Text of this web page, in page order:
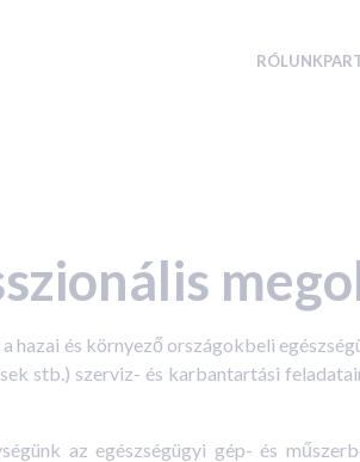
RÓLUNK
hazai és környező országokbeli
stb.) szerviz- és karbantartási
az egészségügyi gép- és